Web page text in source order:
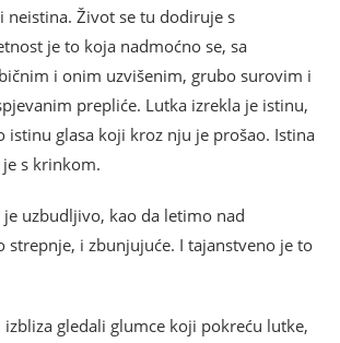
Život se tu dodiruje s
je to koja nadmoćno se, sa
i onim uzvišenim, grubo surovim i
prepliće. Lutka izrekla je istinu,
istinu glasa koji kroz nju je prošao. Istina
s krinkom.
kao da letimo nad
strepnje, i zbunjujuće. I tajanstveno je to
gledali glumce koji pokreću lutke,